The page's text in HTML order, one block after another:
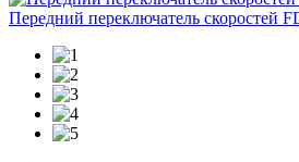
Передний переключатель скоростей